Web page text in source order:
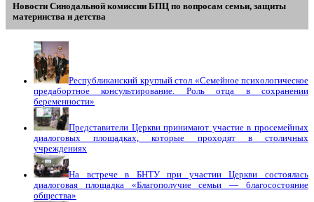
Новости Синодальной комиссии БПЦ по вопросам семьи, защиты
материнства и детства
Республиканский круглый стол «Семейное психологическое
предабортное консультирование. Роль отца в сохранении
беременности»
Представители Церкви принимают участие в просемейных
диалоговых площадках, которые проходят в столичных
учреждениях
На встрече в БНТУ при участии Церкви состоялась
диалоговая площадка «Благополучие семьи — благосостояние
общества»